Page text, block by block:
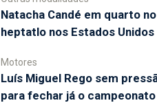
Natacha Candé em quarto no
heptatlo nos Estados Unidos
Motores
Luís Miguel Rego sem
para fechar já o campeonato